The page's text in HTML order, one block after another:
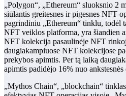
„Polygon“, „Ethereum“ sluoksnio 2
siūlantis greitesnes ir pigesnes NFT
pagrindiniu „Ethereum“ tinklu, todėl
NFT veiklos platforma, yra šiandien
NFT kolekcija pasaulinėje NFT
daugiakampiuose NFT kolekcijose
prekybos apimtis. Per tą laiką
apimtis padidėjo 16% nuo ankstesnės
„Mythos Chain“, „blockchain“